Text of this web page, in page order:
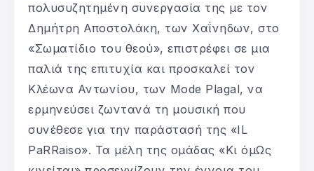
πολυσυζητημένη συνεργασία της με τον
Δημήτρη Αποστολάκη, των Χαΐνηδων, στο
«Σωματίδιο του θεού», επιστρέφει σε μια
παλιά της επιτυχία και προσκαλεί τον
Κλέωνα Αντωνίου, των Mode Plagal, να
ερμηνεύσει ζωντανά τη μουσική που
συνέθεσε για την παράστασή της «IL
PaRRaiso». Τα μέλη της ομάδας «Κι όμΩς